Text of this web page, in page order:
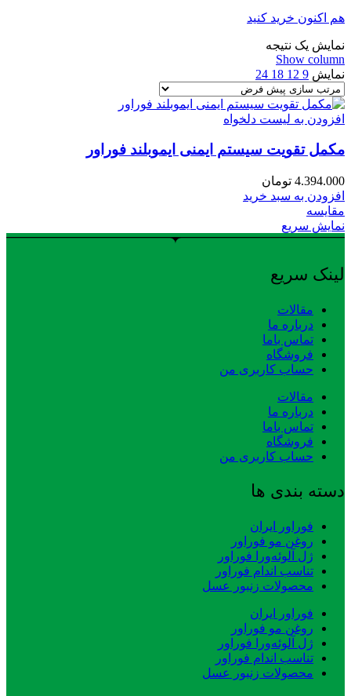
هم اکنون خرید کنید
نمایش یک نتیجه
Show column
نمایش 9
12
18
24
افزودن به لیست دلخواه
مکمل تقویت سیستم ایمنی ایموبلند فوراور
4.394.000 تومان
افزودن به سبد خرید
مقایسه
نمایش سریع
لینک سریع
مقالات
درباره ما
تماس باما
فروشگاه
حساب کاربری من
مقالات
درباره ما
تماس باما
فروشگاه
حساب کاربری من
دسته بندی ها
فوراور ایران
روغن مو فوراور
ژل آلوئه‌ورا فوراور
تناسب اندام فوراور
محصولات زنبور عسل
فوراور ایران
روغن مو فوراور
ژل آلوئه‌ورا فوراور
تناسب اندام فوراور
محصولات زنبور عسل